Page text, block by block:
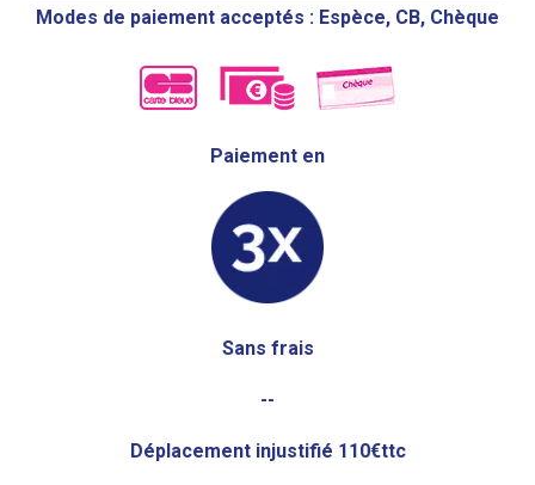
Modes de paiement acceptés : Espèce, CB, Chèque
Paiement en
Sans frais
--
Déplacement injustifié 110€ttc